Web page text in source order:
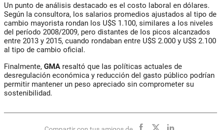
Un punto de análisis destacado es el costo laboral en dólares.
Según la consultora, los salarios promedios ajustados al tipo de
cambio mayorista rondan los U$S 1.100, similares a los niveles
del período 2008/2009, pero distantes de los picos alcanzados
entre 2013 y 2015, cuando rondaban entre U$S 2.000 y U$S 2.100
al tipo de cambio oficial.
Finalmente, GMA resaltó que las políticas actuales de
desregulación económica y reducción del gasto público podrían
permitir mantener un peso apreciado sin comprometer su
sostenibilidad.